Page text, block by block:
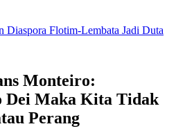
Monteiro:
Dei Maka Kita Tidak
Perang